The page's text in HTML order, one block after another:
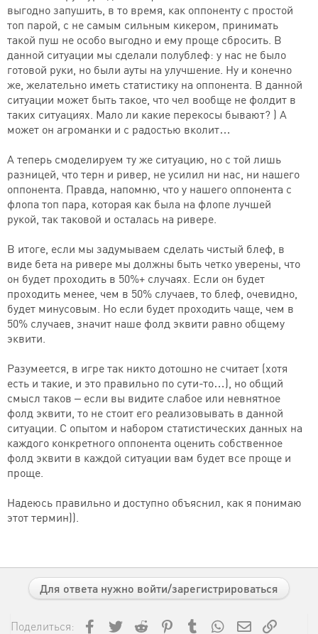
выгодно запушить, в то время, как оппоненту с простой
топ парой, с не самым сильным кикером, принимать
такой пуш не особо выгодно и ему проще сбросить. В
данной ситуации мы сделали полублеф: у нас не было
готовой руки, но были ауты на улучшение. Ну и конечно
же, желательно иметь статистику на оппонента. В данной
ситуации может быть такое, что чел вообще не фолдит в
таких ситуациях. Мало ли какие перекосы бывают? ) А
может он агроманки и с радостью вколит…
А теперь смоделируем ту же ситуацию, но с той лишь
разницей, что терн и ривер, не усилил ни нас, ни нашего
оппонента. Правда, напомню, что у нашего оппонента с
флопа топ пара, которая как была на флопе лучшей
рукой, так таковой и осталась на ривере.
В итоге, если мы задумываем сделать чистый блеф, в
виде бета на ривере мы должны быть четко уверены, что
он будет проходить в 50%+ случаях. Если он будет
проходить менее, чем в 50% случаев, то блеф, очевидно,
будет минусовым. Но если будет проходить чаще, чем в
50% случаев, значит наше фолд эквити равно общему
эквити.
Разумеется, в игре так никто дотошно не считает (хотя
есть и такие, и это правильно по сути-то…), но общий
смысл таков – если вы видите слабое или невнятное
фолд эквити, то не стоит его реализовывать в данной
ситуации. С опытом и набором статистических данных на
каждого конкретного оппонента оценить собственное
фолд эквити в каждой ситуации вам будет все проще и
проще.
Надеюсь правильно и доступно объяснил, как я понимаю
этот термин)).
Для ответа нужно войти/зарегистрироваться
Поделиться: Facebook
Twitter Reddit PinterestTumblrWhatsApp